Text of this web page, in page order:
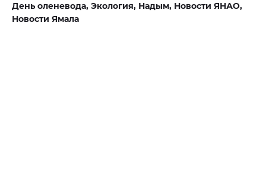
День оленевода, Экология, Надым, Новости ЯНАО,
Новости Ямала